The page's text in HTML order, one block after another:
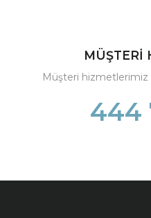
MÜŞTERİ
Müşteri hizmetlerimiz
444